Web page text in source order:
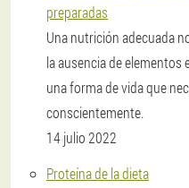
preparadas
Una nutrición adecuada
la ausencia de elementos
una forma de vida que
conscientemente.
14 julio 2022
Proteína de la dieta